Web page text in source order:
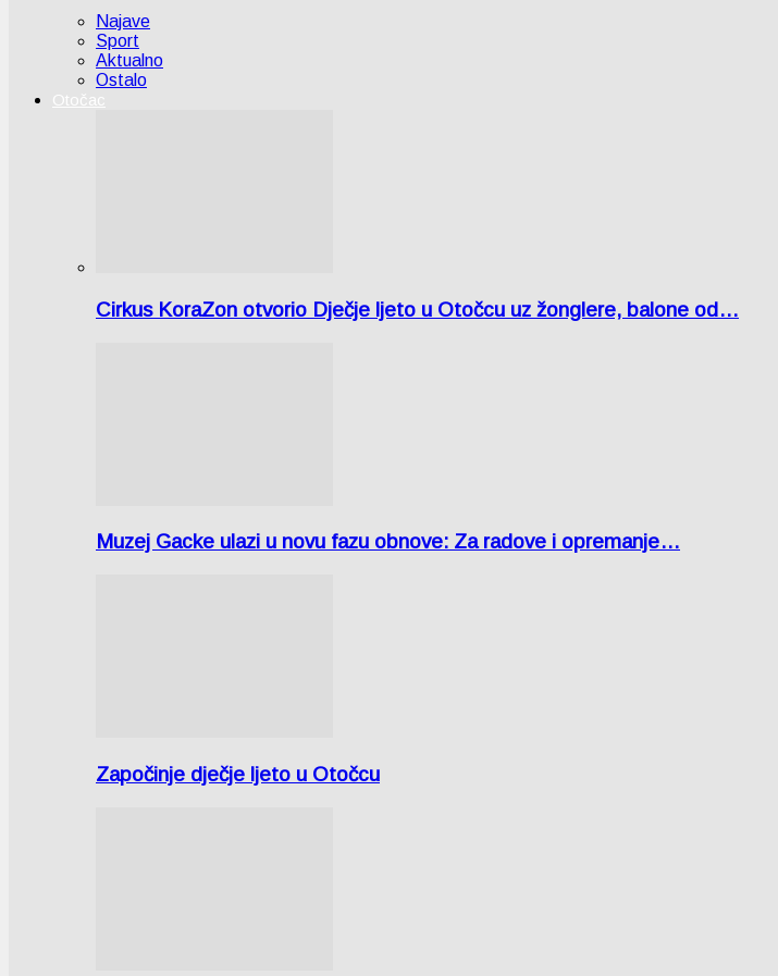
Najave
Sport
Aktualno
Ostalo
Otočac
Cirkus KoraZon otvorio Dječje ljeto u Otočcu uz žonglere, balone od…
Muzej Gacke ulazi u novu fazu obnove: Za radove i opremanje…
Započinje dječje ljeto u Otočcu